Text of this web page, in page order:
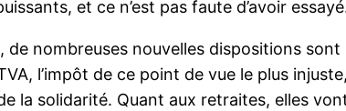
et ce n’est pas faute d’avoir
nombreuses nouvelles dispositions
l’impôt de ce point de vue le plus
la solidarité. Quant aux retraites, elles